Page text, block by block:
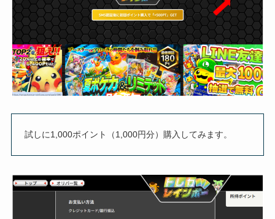
試しに1,000ポイント（1,000円分）購入してみます。